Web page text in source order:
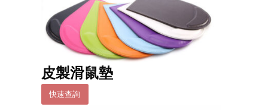
皮製滑鼠墊
快速查詢